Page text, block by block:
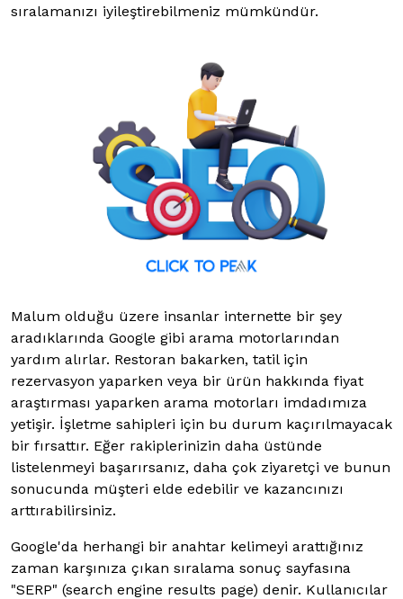
sıralamanızı iyileştirebilmeniz mümkündür.
Malum olduğu üzere insanlar internette bir şey
aradıklarında Google gibi arama motorlarından
yardım alırlar. Restoran bakarken, tatil için
rezervasyon yaparken veya bir ürün hakkında fiyat
araştırması yaparken arama motorları imdadımıza
yetişir. İşletme sahipleri için bu durum kaçırılmayacak
bir fırsattır. Eğer rakiplerinizin daha üstünde
listelenmeyi başarırsanız, daha çok ziyaretçi ve bunun
sonucunda müşteri elde edebilir ve kazancınızı
arttırabilirsiniz.
Google'da herhangi bir anahtar kelimeyi arattığınız
zaman karşınıza çıkan sıralama sonuç sayfasına
"SERP" (search engine results page) denir. Kullanıcılar